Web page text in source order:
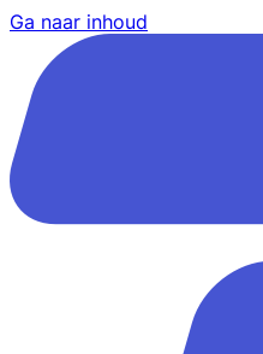
Ga naar inhoud